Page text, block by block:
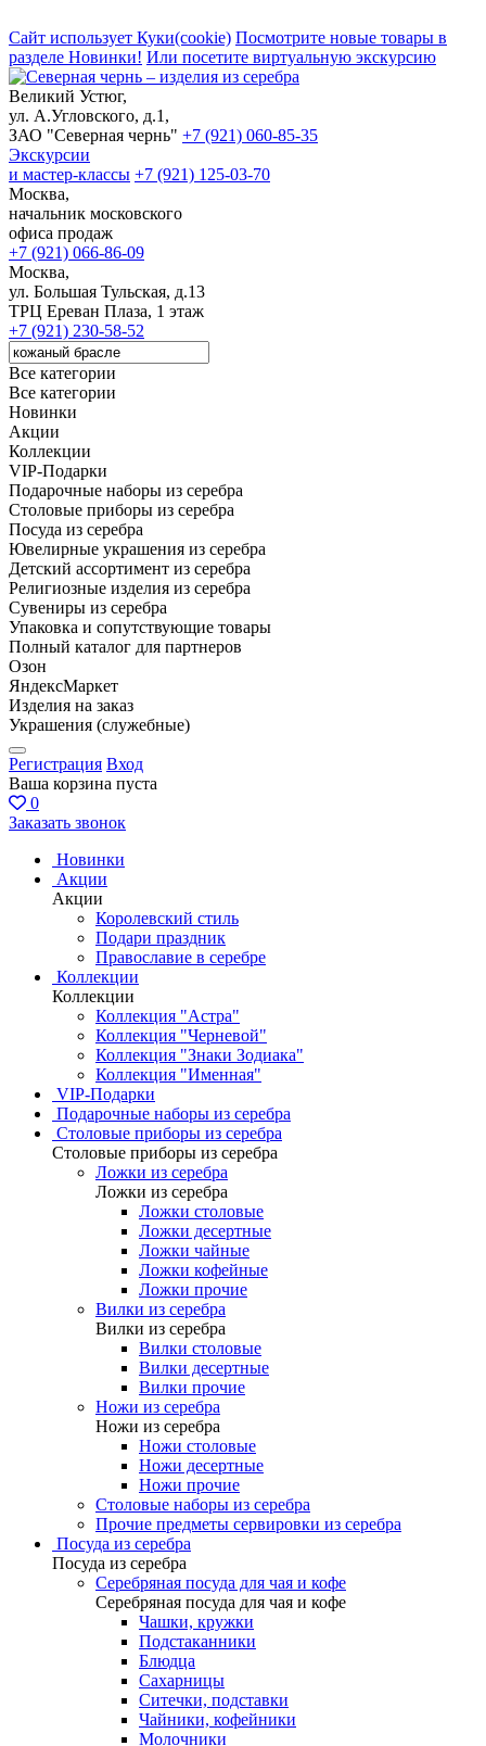
Сайт использует Куки(cookie) Посмотрите новые товары в
разделе Новинки! Или посетите виртуальную экскурсию
Великий Устюг,
ул. А.Угловского, д.1,
ЗАО "Северная чернь" +7 (921) 060-85-35
Экскурсии
и мастер-классы +7 (921) 125-03-70
Москва,
начальник московского
офиса продаж
+7 (921) 066-86-09
Москва,
ул. Большая Тульская, д.13
ТРЦ Ереван Плаза, 1 этаж
+7 (921) 230-58-52
Все категории
Все категории
Новинки
Акции
Коллекции
VIP-Подарки
Подарочные наборы из серебра
Столовые приборы из серебра
Посуда из серебра
Ювелирные украшения из серебра
Детский ассортимент из серебра
Религиозные изделия из серебра
Сувениры из серебра
Упаковка и сопутствующие товары
Полный каталог для партнеров
Озон
ЯндексМаркет
Изделия на заказ
Украшения (служебные)
Регистрация Вход
Ваша корзина пуста
0
Заказать звонок
Новинки
Акции
Акции
Королевский стиль
Подари праздник
Православие в серебре
Коллекции
Коллекции
Коллекция "Астра"
Коллекция "Черневой"
Коллекция "Знаки Зодиака"
Коллекция "Именная"
VIP-Подарки
Подарочные наборы из серебра
Столовые приборы из серебра
Столовые приборы из серебра
Ложки из серебра
Ложки из серебра
Ложки столовые
Ложки десертные
Ложки чайные
Ложки кофейные
Ложки прочие
Вилки из серебра
Вилки из серебра
Вилки столовые
Вилки десертные
Вилки прочие
Ножи из серебра
Ножи из серебра
Ножи столовые
Ножи десертные
Ножи прочие
Столовые наборы из серебра
Прочие предметы сервировки из серебра
Посуда из серебра
Посуда из серебра
Серебряная посуда для чая и кофе
Серебряная посуда для чая и кофе
Чашки, кружки
Подстаканники
Блюдца
Сахарницы
Ситечки, подставки
Чайники, кофейники
Молочники